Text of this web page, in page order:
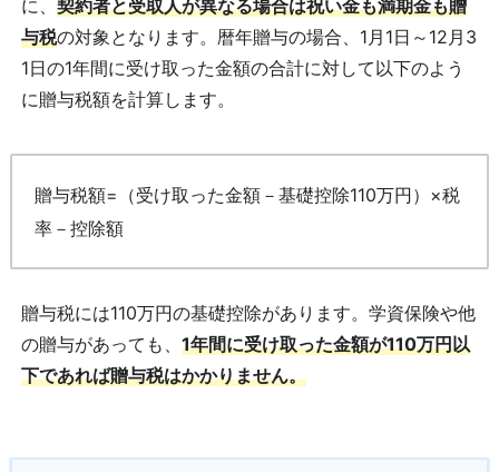
に、 契約者と受取人が異なる場合は祝い金も満期金も贈
与税の対象となります。暦年贈与の場合、1月1日～12月3
1日の1年間に受け取った金額の合計に対して以下のよう
に贈与税額を計算します。
贈与税額=（受け取った金額－基礎控除110万円）×税
率－控除額
贈与税には110万円の基礎控除があります。学資保険や他
の贈与があっても、 1年間に受け取った金額が110万円以
下であれば贈与税はかかりません。